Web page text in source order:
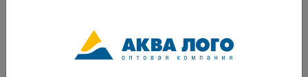
эффективность работы основного фильтрующего материала,
предотвращая прохождение крупных частиц дальше. Губки
цилиндрической формы обеспечивают максимальное использование